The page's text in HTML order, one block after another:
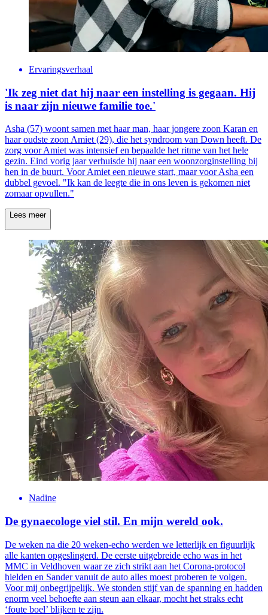
Ervaringsverhaal
'Ik zeg niet dat hij naar een instelling is gegaan. Hij
is naar zijn nieuwe familie toe.'
Asha (57) woont samen met haar man, haar jongere zoon Karan en
haar oudste zoon Amiet (29), die het syndroom van Down heeft. De
zorg voor Amiet was intensief en bepaalde het ritme van het hele
gezin. Eind vorig jaar verhuisde hij naar een woonzorginstelling bij
hen in de buurt. Voor Amiet een nieuwe start, maar voor Asha een
dubbel gevoel. "Ik kan de leegte die in ons leven is gekomen niet
zomaar opvullen."
Lees meer
Nadine
De gynaecologe viel stil. En mijn wereld ook.
De weken na die 20 weken-echo werden we letterlijk en figuurlijk
alle kanten opgeslingerd. De eerste uitgebreide echo was in het
MMC in Veldhoven waar ze zich strikt aan het Corona-protocol
hielden en Sander vanuit de auto alles moest proberen te volgen.
Voor mij onbegrijpelijk. We stonden stijf van de spanning en hadden
enorm veel behoefte aan steun aan elkaar, mocht het straks echt
‘foute boel’ blijken te zijn.